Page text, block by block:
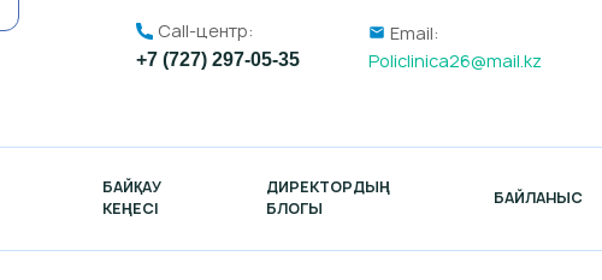
Call-центр:
+7 (727) 297-05-35
Email:
Policlinica26@mail.kz
БАЙҚАУ
КЕҢЕСІ
ДИРЕКТОРДЫҢ
БЛОГЫ
БАЙЛАНЫС